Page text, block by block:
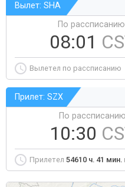
Вылет: SHA
По
08:01
Вылетел по рассписанию
Прилет: SZX
По рассписанию
10:30
Прилетел 54610 ч. 41 мин.